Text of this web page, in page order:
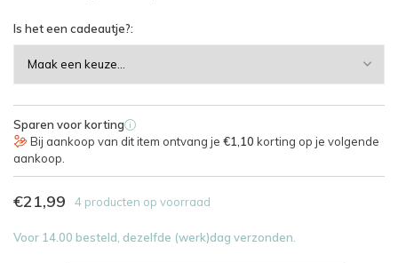
Is het een cadeautje?:
Sparen voor korting i
Bij aankoop van dit item ontvang je €1,10 korting op je volgende
aankoop.
€21,99 4 producten op voorraad
Voor 14.00 besteld, dezelfde (werk)dag verzonden.